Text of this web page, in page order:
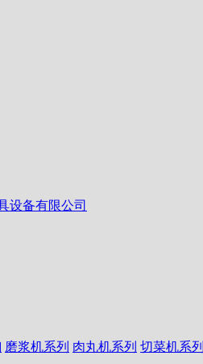
磨浆机系列 肉丸机系列 切菜机系列